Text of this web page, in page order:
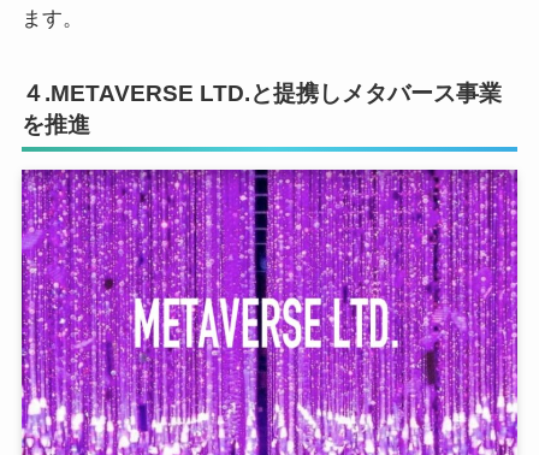
ます。
４.METAVERSE LTD.と提携しメタバース事業
を推進